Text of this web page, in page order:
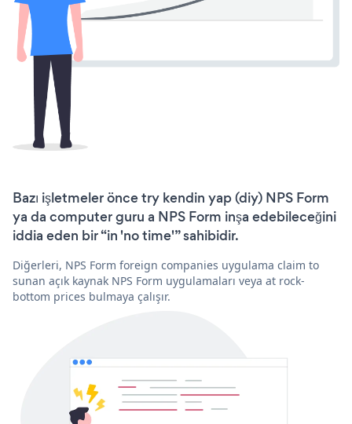
Bazı işletmeler önce try kendin yap (diy) NPS Form
ya da computer guru a NPS Form inşa edebileceğini
iddia eden bir “in 'no time'” sahibidir.
Diğerleri, NPS Form foreign companies uygulama claim to
sunan açık kaynak NPS Form uygulamaları veya at rock-
bottom prices bulmaya çalışır.